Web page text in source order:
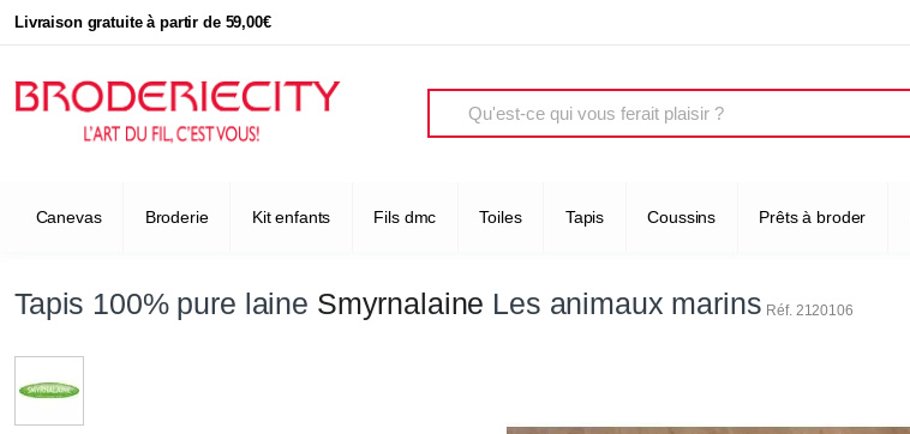
Livraison gratuite à partir de 59,00€
Canevas Broderie Kit enfants Fils dmc Toiles Tapis Coussins Prêts à broder
Tapis 100% pure laine Smyrnalaine Les animaux marins Réf. 2120106